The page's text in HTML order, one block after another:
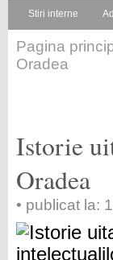
Stiri interne
Pagina
Oradea
Istorie
Oradea
• publicat la: